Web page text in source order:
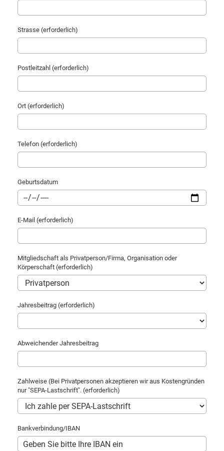
Strasse (erforderlich)
Postleitzahl (erforderlich)
Ort (erforderlich)
Telefon (erforderlich)
Geburtsdatum
E-Mail (erforderlich)
Mitgliedschaft als Privatperson/Firma, Organisation oder
Körperschaft (erforderlich)
Jahresbeitrag (erforderlich)
Abweichender Jahresbeitrag
Zahlweise (Bei Privatpersonen akzeptieren wir aus Kostengründen
nur "SEPA-Lastschrift". (erforderlich)
Bankverbindung/IBAN